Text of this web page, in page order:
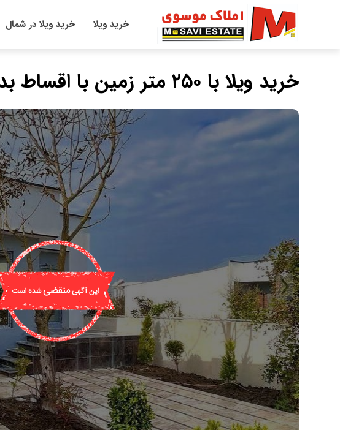
خرید ویلا خرید ویلا در شمال
خرید ویلا با ۲۵۰ متر زمین با اقساط بدون بهره